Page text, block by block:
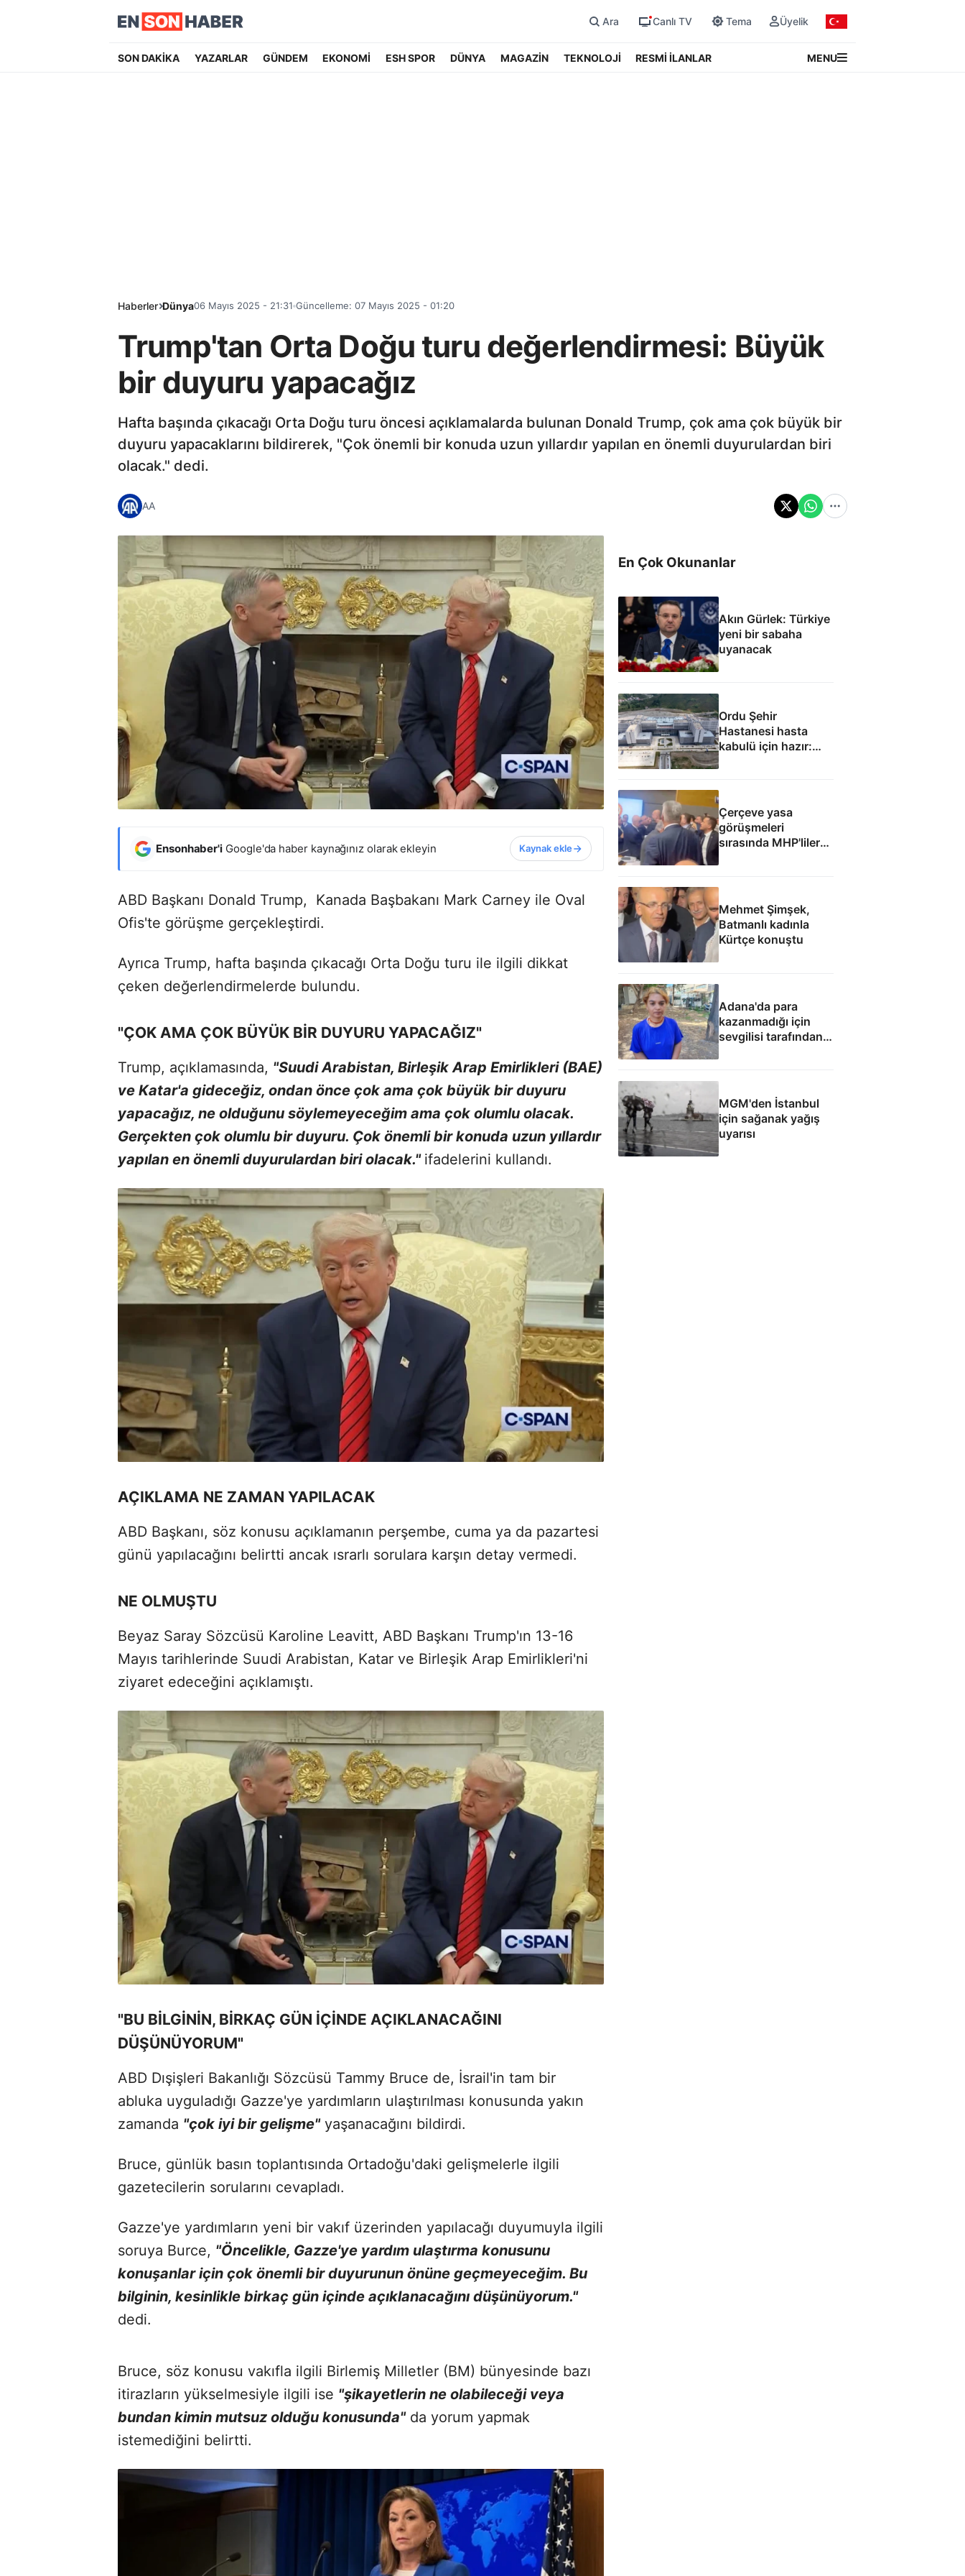
Ara Canlı TV Tema Üyelik
SON DAKİKA YAZARLAR GÜNDEM EKONOMİ ESH SPOR DÜNYA MAGAZİN TEKNOLOJİ RESMİ İLANLAR MENU
Haberler Dünya06 Mayıs 2025 - 21:31 Güncelleme: 07 Mayıs 2025 - 01:20
Trump'tan Orta Doğu turu değerlendirmesi: Büyük
bir duyuru yapacağız
Hafta başında çıkacağı Orta Doğu turu öncesi açıklamalarda bulunan Donald Trump, çok ama çok büyük bir
duyuru yapacaklarını bildirerek, "Çok önemli bir konuda uzun yıllardır yapılan en önemli duyurulardan biri
olacak." dedi.
AA
Ensonhaber'i Google'da haber kaynağınız olarak ekleyin Kaynak ekle
ABD Başkanı Donald Trump,
Kanada Başbakanı Mark Carney ile Oval
Ofis'te görüşme gerçekleştirdi.
Ayrıca Trump, hafta başında çıkacağı Orta Doğu turu ile ilgili dikkat
çeken değerlendirmelerde bulundu.
"ÇOK AMA ÇOK BÜYÜK BİR DUYURU YAPACAĞIZ"
Trump, açıklamasında, "Suudi Arabistan, Birleşik Arap Emirlikleri (BAE)
ve Katar'a gideceğiz, ondan önce çok ama çok büyük bir duyuru
yapacağız, ne olduğunu söylemeyeceğim ama çok olumlu olacak.
Gerçekten çok olumlu bir duyuru. Çok önemli bir konuda uzun yıllardır
yapılan en önemli duyurulardan biri olacak." ifadelerini kullandı.
AÇIKLAMA NE ZAMAN YAPILACAK
ABD Başkanı, söz konusu açıklamanın perşembe, cuma ya da pazartesi
günü yapılacağını belirtti ancak ısrarlı sorulara karşın detay vermedi.
NE OLMUŞTU
Beyaz Saray Sözcüsü Karoline Leavitt, ABD Başkanı Trump'ın 13-16
Mayıs tarihlerinde Suudi Arabistan, Katar ve Birleşik Arap Emirlikleri'ni
ziyaret edeceğini açıklamıştı.
"BU BİLGİNİN, BİRKAÇ GÜN İÇİNDE AÇIKLANACAĞINI
DÜŞÜNÜYORUM"
ABD Dışişleri Bakanlığı Sözcüsü Tammy Bruce de, İsrail'in tam bir
abluka uyguladığı Gazze'ye yardımların ulaştırılması konusunda yakın
zamanda "çok iyi bir gelişme"yaşanacağını bildirdi.
Bruce, günlük basın toplantısında Ortadoğu'daki gelişmelerle ilgili
gazetecilerin sorularını cevapladı.
Gazze'ye yardımların yeni bir vakıf üzerinden yapılacağı duyumuyla ilgili
soruya Burce, "Öncelikle, Gazze'ye yardım ulaştırma konusunu
konuşanlar için çok önemli bir duyurunun önüne geçmeyeceğim. Bu
bilginin, kesinlikle birkaç gün içinde açıklanacağını düşünüyorum."
dedi.
Bruce, söz konusu vakıfla ilgili Birlemiş Milletler (BM) bünyesinde bazı
itirazların yükselmesiyle ilgili ise "şikayetlerin ne olabileceği veya
bundan kimin mutsuz olduğu konusunda"da yorum yapmak
istemediğini belirtti.
En Çok Okunanlar
Akın Gürlek: Türkiye
yeni bir sabaha
uyanacak
Ordu Şehir
Hastanesi hasta
kabulü için hazır:
Eylül ayında
hedefleniyor
Çerçeve yasa
görüşmeleri
sırasında MHP'liler
Mehmet Şimşek,
Batmanlı kadınla
Kürtçe konuştu
Adana'da para
kazanmadığı için
sevgilisi tarafından
MGM'den İstanbul
için sağanak yağış
uyarısı